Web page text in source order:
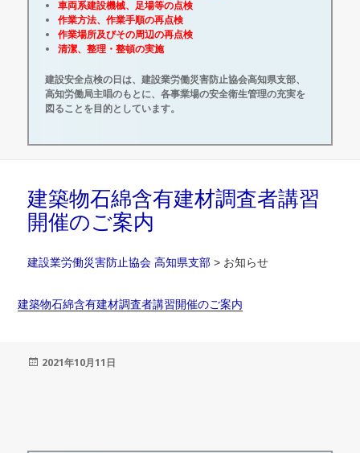
車両系建設機械、足場等の点検
作業方法、作業手順の再点検
作業場所及びその周辺の再点検
清潔、整理・整頓の実施
建設安全点検の日は、建設業労働災害防止協会高知県支部、
高知労働局主唱のもとに、各事業場の安全衛生管理の充実を
図ることを目的としています。
建築物石綿含有建材調査者講習
開催のご案内
建設業労働災害防止協会 高知県支部 > お知らせ
建築物石綿含有建材調査者講習開催のご案内
投
2021年10月11日